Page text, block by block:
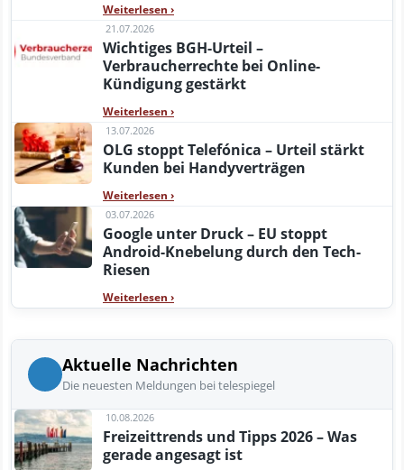
Weiterlesen ›
21.07.2026
Wichtiges BGH-Urteil –
Verbraucherrechte bei Online-
Kündigung gestärkt
Weiterlesen ›
13.07.2026
OLG stoppt Telefónica – Urteil stärkt
Kunden bei Handyverträgen
Weiterlesen ›
03.07.2026
Google unter Druck – EU stoppt
Android-Knebelung durch den Tech-
Riesen
Weiterlesen ›
Aktuelle Nachrichten
Die neuesten Meldungen bei telespiegel
10.08.2026
Freizeittrends und Tipps 2026 – Was
gerade angesagt ist